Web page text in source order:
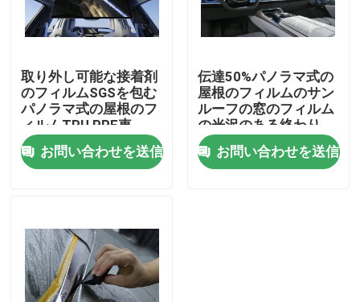
品質管理
お問い合わせ
ニュース
VR
TPU PPFのフィルム
取り外し可能な接着剤
のフィルムSGSを包む
パノラマ式の屋根のフ
ィルムTPU PPF車
お問い合わせを送信
伝達50%パノラマ式の
屋根のフィルムのサン
ルーフの窓のフィルム
の光沢のある終わり
お問い合わせを送信